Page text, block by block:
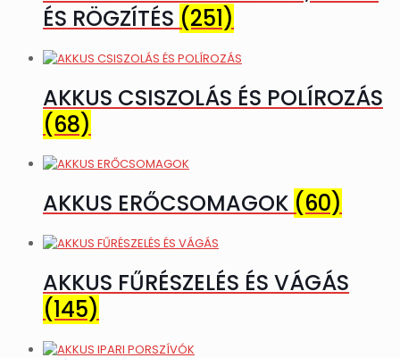
ÉS RÖGZÍTÉS (251)
AKKUS CSISZOLÁS ÉS POLÍROZÁS
(68)
AKKUS ERŐCSOMAGOK (60)
AKKUS FŰRÉSZELÉS ÉS VÁGÁS
(145)